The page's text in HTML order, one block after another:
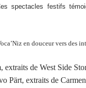
spectacles festifs
en douceur vers des
extraits de West Side
Pärt, extraits de Carmen